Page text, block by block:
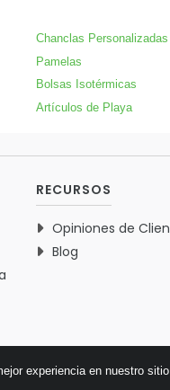
Chanclas Personalizadas
Pamelas
Bolsas Isotérmicas
Artículos de Playa
RECURSOS
Opiniones de
Blog
experiencia en nuestro